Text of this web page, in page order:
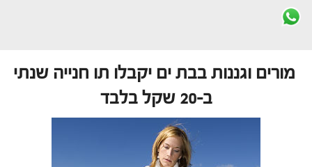
מורים וגננות בבת ים יקבלו תו חנייה שנתי
ב-20 שקל בלבד